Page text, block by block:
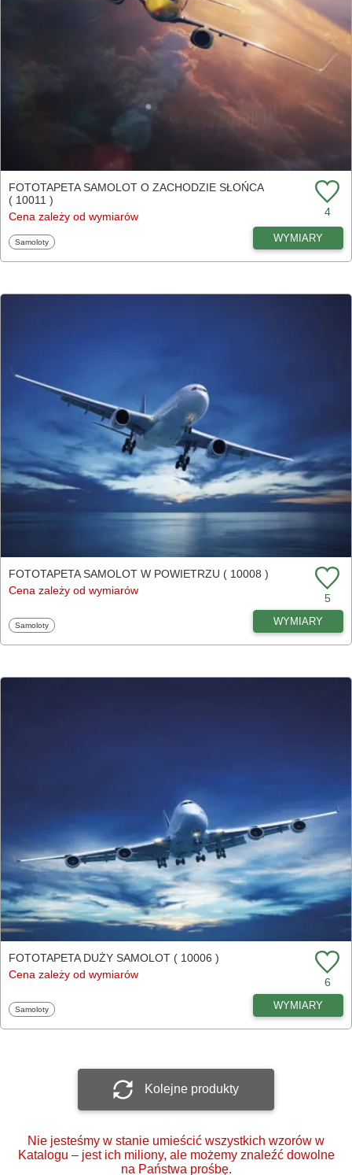
FOTOTAPETA SAMOLOT O ZACHODZIE SŁOŃCA
( 10011 )
Cena zależy od wymiarów
4
Fototapety
Samoloty WYMIARY
FOTOTAPETA SAMOLOT W POWIETRZU ( 10008 )
Cena zależy od wymiarów
5
Fototapety
Samoloty WYMIARY
FOTOTAPETA DUŻY SAMOLOT ( 10006 )
Cena zależy od wymiarów
6
Fototapety
Samoloty WYMIARY
Kolejne produkty
Nie jesteśmy w stanie umieścić wszystkich wzorów w
Katalogu – jest ich miliony, ale możemy znaleźć dowolne
na Państwa prośbę.